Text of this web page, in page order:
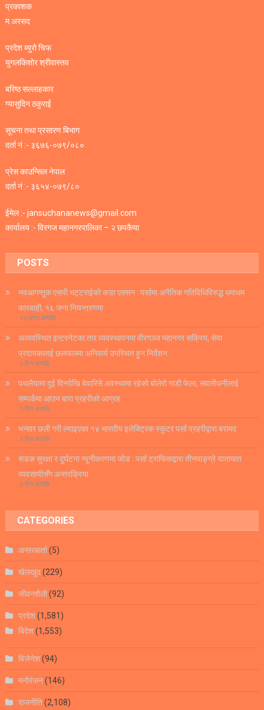
प्रकाशक
म.अरसद
प्रदेश ब्युरो चिफ
युगलकिशोर श्रीवास्तव
बरिष्ठ सल्लाहकार
ग्यासुदिन ठकुराई
सूचना तथा प्रसारण बिभाग
दर्ता नं :- ३६७६-०७९/०८०
प्रेस काउन्सिल नेपाल
दर्ता नं :- ३६५४-०७९/८०
ईमेल :- jansuchananews@gmail.com
कार्यालय :- विरगज महानगरपालिका – २ छपकैया
POSTS
नवआगन्तुक एसपी भट्टराईको कडा एक्सन : पर्सामा अनैतिक गतिविधिविरुद्ध धमाधम
कारबाही, १६ जना नियन्त्रणमा
१३ घण्टा अगाडि
अव्यवस्थित इन्टरनेटका तार व्यवस्थापनमा वीरगञ्ज महानगर सक्रिय, सेवा
प्रदायकलाई छलफलमा अनिवार्य उपस्थित हुन निर्देशन
१ दिन अगाडि
पथलैयामा दुई दिनदेखि बेवारिसे अवस्थामा रहेको बोलेरो गाडी फेला, सवारीधनीलाई
सम्पर्कमा आउन बारा प्रहरीको आग्रह
१ दिन अगाडि
भन्सार छली गरी ल्याइएका १४ भारतीय इलेक्ट्रिक स्कुटर पर्सा प्रहरीद्वारा बरामद
३ दिन अगाडि
सडक सुरक्षा र दुर्घटना न्यूनीकरणमा जोड : पर्सा ट्राफिकद्वारा तीनपाङ्ग्रे यातायात
व्यवसायीसँग अन्तरक्रिया
३ दिन अगाडि
CATEGORIES
अन्तरबार्ता(5)
खेलखुद(229)
जीवनशैली(92)
प्रदेश(1,581)
बिदेश(1,553)
बिजेनेश(94)
मनोरंजन(146)
राजनीति(2,108)